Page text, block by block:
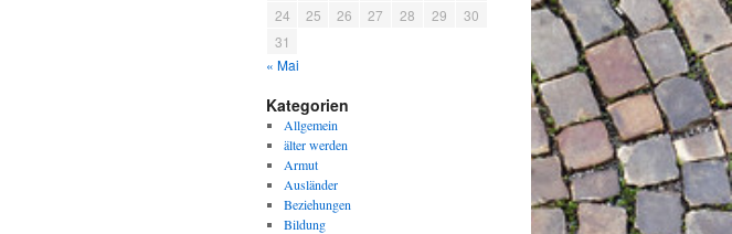
24
25 26 27 28 29
30
31
« Mai
Kategorien
Allgemein
älter werden
Armut
Ausländer
Beziehungen
Bildung